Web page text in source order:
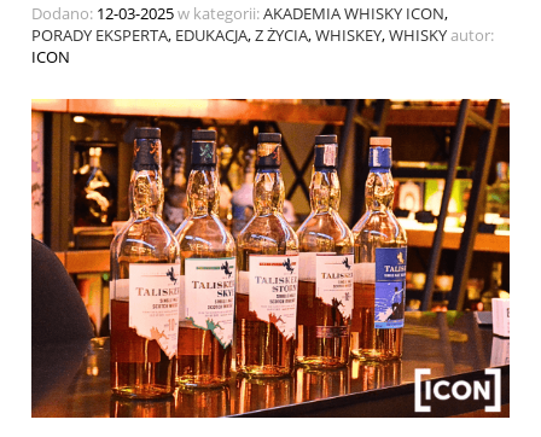
Dodano: 12-03-2025w kategorii:AKADEMIA WHISKY ICON,
PORADY EKSPERTA, EDUKACJA,Z ŻYCIA,WHISKEY,WHISKYautor:
ICON